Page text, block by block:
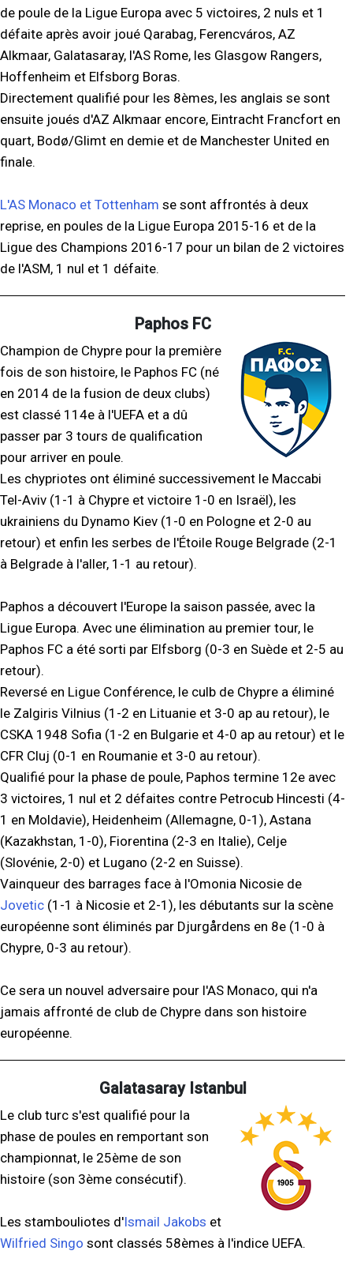
de poule de la Ligue Europa avec 5 victoires, 2 nuls et 1
défaite après avoir joué Qarabag, Ferencváros, AZ
Alkmaar, Galatasaray, l'AS Rome, les Glasgow Rangers,
Hoffenheim et Elfsborg Boras.
Directement qualifié pour les 8èmes, les anglais se sont
ensuite joués d'AZ Alkmaar encore, Eintracht Francfort en
quart, Bodø/Glimt en demie et de Manchester United en
finale.
L'AS Monaco et Tottenham se sont affrontés à deux
reprise, en poules de la Ligue Europa 2015-16 et de la
Ligue des Champions 2016-17 pour un bilan de 2 victoires
de l'ASM, 1 nul et 1 défaite.
Paphos FC
Champion de Chypre pour la première
fois de son histoire, le Paphos FC (né
en 2014 de la fusion de deux clubs)
est classé 114e à l'UEFA et a dû
passer par 3 tours de qualification
pour arriver en poule.
Les chypriotes ont éliminé successivement le Maccabi
Tel-Aviv (1-1 à Chypre et victoire 1-0 en Israël), les
ukrainiens du Dynamo Kiev (1-0 en Pologne et 2-0 au
retour) et enfin les serbes de l'Étoile Rouge Belgrade (2-1
à Belgrade à l'aller, 1-1 au retour).
Paphos a découvert l'Europe la saison passée, avec la
Ligue Europa. Avec une élimination au premier tour, le
Paphos FC a été sorti par Elfsborg (0-3 en Suède et 2-5 au
retour).
Reversé en Ligue Conférence, le culb de Chypre a éliminé
le Zalgiris Vilnius (1-2 en Lituanie et 3-0 ap au retour), le
CSKA 1948 Sofia (1-2 en Bulgarie et 4-0 ap au retour) et le
CFR Cluj (0-1 en Roumanie et 3-0 au retour).
Qualifié pour la phase de poule, Paphos termine 12e avec
3 victoires, 1 nul et 2 défaites contre Petrocub Hincesti (4-
1 en Moldavie), Heidenheim (Allemagne, 0-1), Astana
(Kazakhstan, 1-0), Fiorentina (2-3 en Italie), Celje
(Slovénie, 2-0) et Lugano (2-2 en Suisse).
Vainqueur des barrages face à l'Omonia Nicosie de
Jovetic (1-1 à Nicosie et 2-1), les débutants sur la scène
européenne sont éliminés par Djurgårdens en 8e (1-0 à
Chypre, 0-3 au retour).
Ce sera un nouvel adversaire pour l'AS Monaco, qui n'a
jamais affronté de club de Chypre dans son histoire
européenne.
Galatasaray Istanbul
Le club turc s'est qualifié pour la
phase de poules en remportant son
championnat, le 25ème de son
histoire (son 3ème consécutif).
Les stambouliotes d'Ismail Jakobs et
Wilfried Singo sont classés 58èmes à l'indice UEFA.